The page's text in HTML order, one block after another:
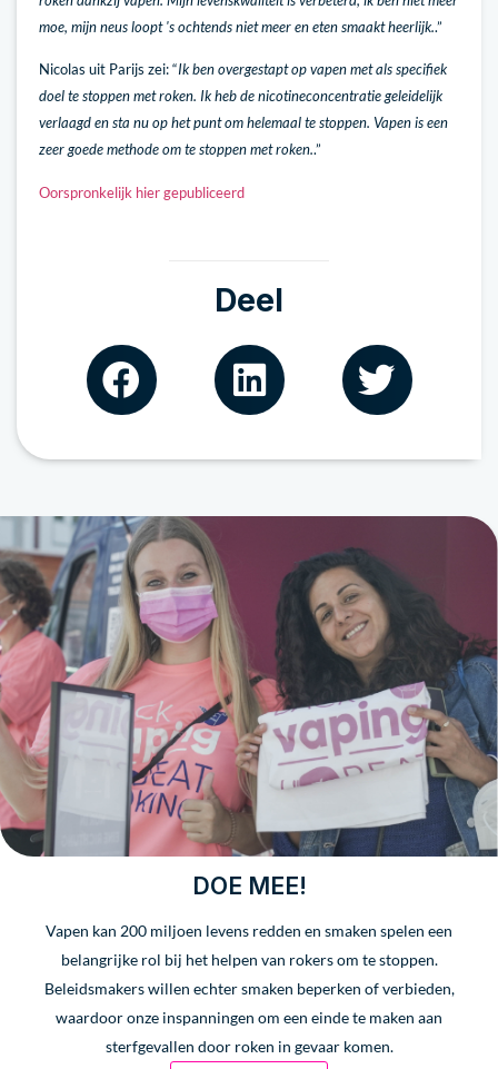
moe, mijn neus loopt 's ochtends niet meer en eten smaakt heerlijk..”
Nicolas uit Parijs zei: “Ik ben overgestapt op vapen met als specifiek
doel te stoppen met roken. Ik heb de nicotineconcentratie geleidelijk
verlaagd en sta nu op het punt om helemaal te stoppen. Vapen is een
zeer goede methode om te stoppen met roken..”
Oorspronkelijk hier gepubliceerd
Deel
DOE MEE!
Vapen kan 200 miljoen levens redden en smaken spelen een
belangrijke rol bij het helpen van rokers om te stoppen.
Beleidsmakers willen echter smaken beperken of verbieden,
waardoor onze inspanningen om een einde te maken aan
sterfgevallen door roken in gevaar komen.